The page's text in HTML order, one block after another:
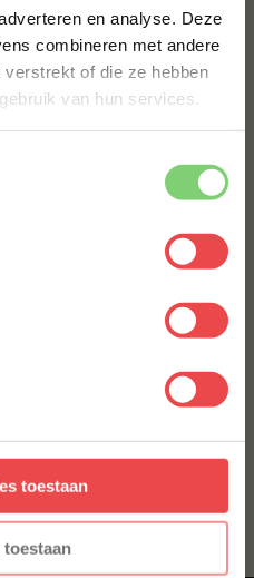
en analyse. Deze
combineren met andere
of die ze hebben
van hun services.
toestaan
toestaan
€ 4,50
€ 4,76
€ 7,50
en ontvang direct
bestelling.
niet geldig op reeds